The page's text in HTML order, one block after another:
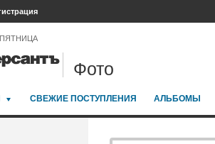
ПЯТНИЦА
Фото
СВЕЖИЕ ПОСТУПЛЕНИЯ АЛЬБОМЫ